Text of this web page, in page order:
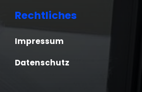
Rechtliches
Impressum
Datenschutz